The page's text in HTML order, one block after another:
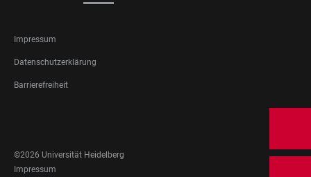
FOOTER
LEGAL
Impressum
Datenschutzerklärung
Barrierefreiheit
MEDIA
©2026 Universität Heidelberg
FOOTER
Impressum